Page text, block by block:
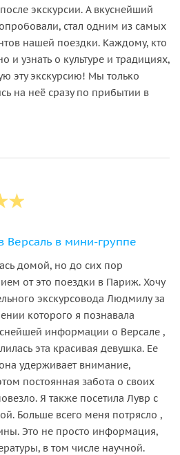
экскурсии. А вкуснейший
стал одним из самых
нашей поездки. Каждому, кто
и узнать о культуре и традициях,
эту экскурсию! Мы только
на неё сразу по прибытии в
Версаль в мини-группе
домой, но до сих пор
от это поездки в Париж. Хочу
экскурсовода Людмилу за
которого я познавала
информации о Версале ,
эта красивая девушка. Ее
удерживает внимание,
постоянная забота о своих
Я также посетила Лувр с
Больше всего меня потрясло ,
Это не просто информация,
в том числе научной.